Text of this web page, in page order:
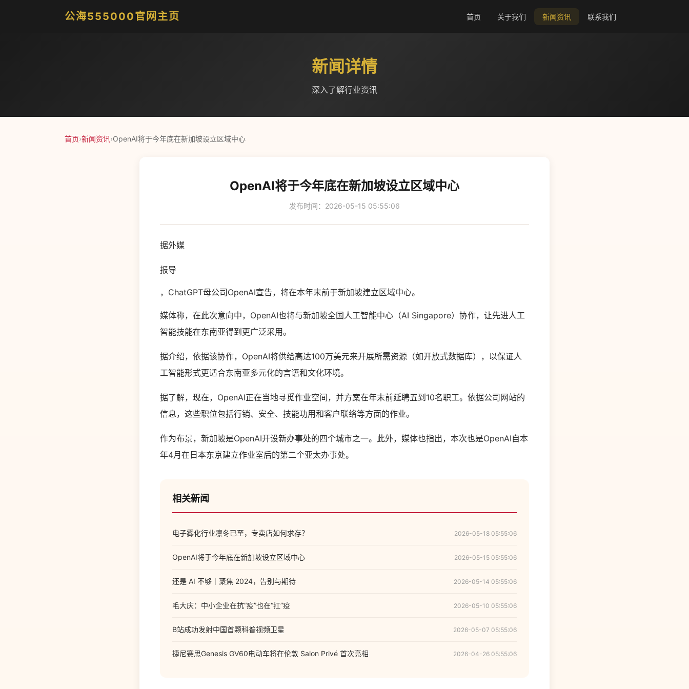
公海555000官网主页 首页 关于我们 新闻资讯 联系我们
新闻详情
深入了解行业资讯
首页›新闻资讯›OpenAI将于今年底在新加坡设立区域中心
OpenAI将于今年底在新加坡设立区域中心
发布时间：2026-05-15 05:55:06
据外媒
报导
，ChatGPT母公司OpenAI宣告，将在本年末前于新加坡建立区域中心。
媒体称，在此次意向中，OpenAI也将与新加坡全国人工智能中心（AI Singapore）协作，让先进人工
智能技能在东南亚得到更广泛采用。
据介绍，依据该协作，OpenAI将供给高达100万美元来开展所需资源（如开放式数据库），以保证人
工智能形式更适合东南亚多元化的言语和文化环境。
据了解，现在，OpenAI正在当地寻觅作业空间，并方案在年末前延聘五到10名职工。依据公司网站的
信息，这些职位包括行销、安全、技能功用和客户联络等方面的作业。
作为布景，新加坡是OpenAI开设新办事处的四个城市之一。此外，媒体也指出，本次也是OpenAI自本
年4月在日本东京建立作业室后的第二个亚太办事处。
相关新闻
电子雾化行业凛冬已至，专卖店如何求存？ 2026-05-18 05:55:06
OpenAI将于今年底在新加坡设立区域中心 2026-05-15 05:55:06
还是 AI 不够｜聚焦 2024，告别与期待 2026-05-14 05:55:06
毛大庆：中小企业在抗“疫”也在“扛”疫 2026-05-10 05:55:06
B站成功发射中国首颗科普视频卫星 2026-05-07 05:55:06
捷尼赛思Genesis GV60电动车将在伦敦 Salon Privé 首次亮相 2026-04-26 05:55:06